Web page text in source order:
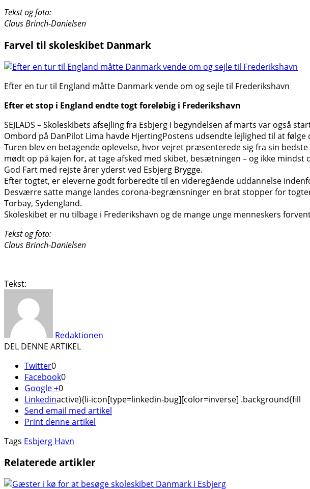
Tekst og foto:
Claus Brinch-Danielsen
Farvel til skoleskibet Danmark
Efter en tur til England måtte Danmark vende om og sejle til Frederikshavn
Efter et stop i England endte togt foreløbig i Frederikshavn
SEJLADS – Skoleskibets afsejling fra Esbjerg i begyndelsen af marts var også
Ombord på DanPilot Lima havde HjertingPostens udsendte lejlighed til at
Turen blev en betagende oplevelse, hvor vejret præsenterede sig fra sin
mødt op på kajen for, at tage afsked med skibet, besætningen – og ikke
God Fart med rejste årer yderst ved Esbjerg Brygge.
Efter togtet, er eleverne godt forberedte til en videregående uddannelse
Desværre satte mange landes corona-begrænsninger en brat stopper for
Torbay, Sydengland.
Skoleskibet er nu tilbage i Frederikshavn og de mange unge menneskers
Tekst og foto:
Claus Brinch-Danielsen
Tekst:
Redaktionen
DEL DENNE ARTIKEL
Twitter0
Facebook0
Google +0
Linkedinactive){li-icon[type=linkedin-bug][color=inverse] .background{fill
Send email med artikel
Print denne artikel
Tags Esbjerg Havn
Relaterede artikler